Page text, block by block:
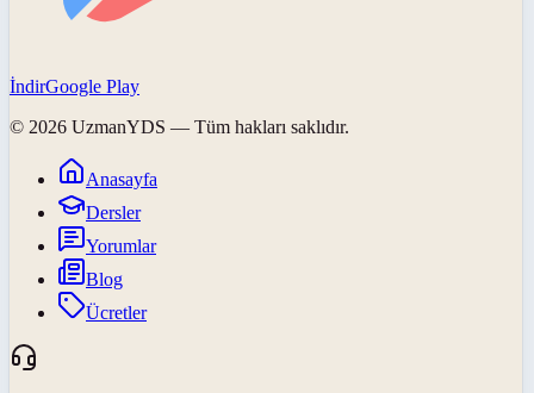
İndirGoogle Play
© 2026 UzmanYDS — Tüm hakları saklıdır.
Anasayfa
Dersler
Yorumlar
Blog
Ücretler